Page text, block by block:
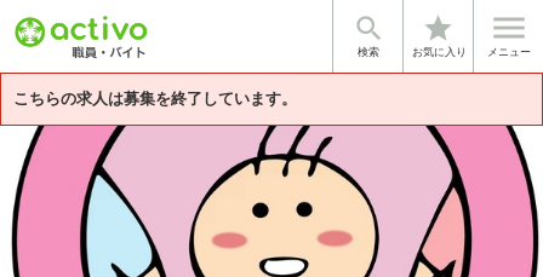

検索
star
お気に入り

メニュー
こちらの求人は募集を終了しています。
基本情報 募集詳細 法人情報